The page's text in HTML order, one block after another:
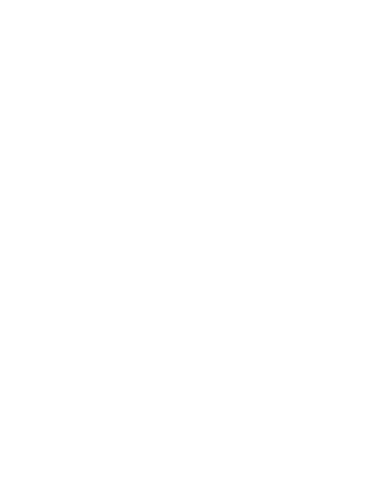
szerint ez a legjobb
orvos szerint ez a legjobb